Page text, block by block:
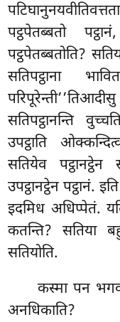
पट्ठपेतब्बतो
पट्ठपेतब्बतोति?
सतिपट्ठाना
सतिपट्ठानन्ति
उपट्ठाति
सतियेव
उपट्ठानट्ठेनपट्ठानं.
इदमिध अधिप्पेतं.
कतन्ति? सतिया
सतियोति.
कस्मा पन